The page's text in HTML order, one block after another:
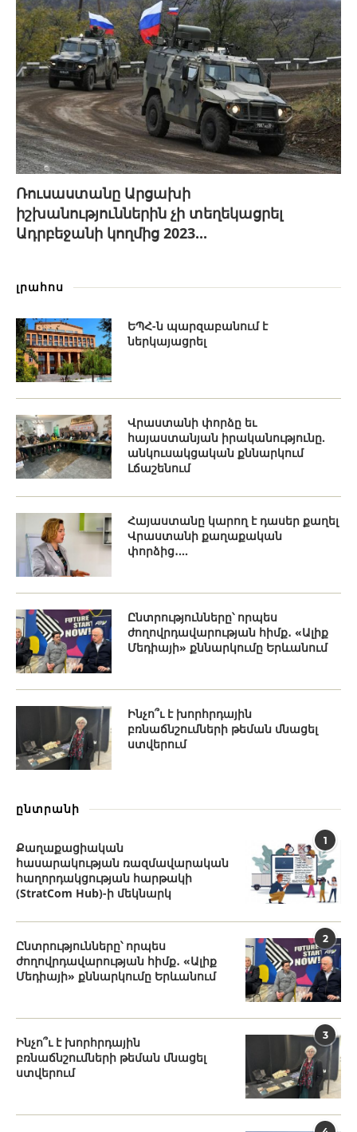
Ռուսաստանը Արցախի
իշխանություններին չի տեղեկացրել
Ադրբեջանի կողմից 2023...
լրահոս
ԵՊՀ-ն պարզաբանում է
ներկայացրել
Վրաստանի փորձը եւ
հայաստանյան իրականությունը.
անկուսակցական քննարկում
Լճաշենում
Հայաստանը կարող է դասեր քաղել
Վրաստանի քաղաքական
փորձից․...
Ընտրությունները՝ որպես
ժողովրդավարության հիմք․ «Ալիք
Մեդիայի» քննարկումը Երևանում
Ինչո՞ւ է խորհրդային
բռնաճնշումների թեման մնացել
ստվերում
ընտրանի
1
Քաղաքացիական
հասարակության ռազմավարական
հաղորդակցության հարթակի
(StratCom Hub)-ի մեկնարկ
2
Ընտրությունները՝ որպես
ժողովրդավարության հիմք․ «Ալիք
Մեդիայի» քննարկումը Երևանում
3
Ինչո՞ւ է խորհրդային
բռնաճնշումների թեման մնացել
ստվերում